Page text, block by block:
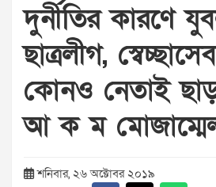
দুর্নীতির কারণে
ছাত্রলীগ,
কোনও নেতাই
আ ক ম
শনিবার, ২৬ অক্টোবর ২০১৯